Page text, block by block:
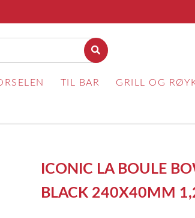
TIL BAR GRILL OG
ICONIC LA BOULE
BLACK 240X40MM